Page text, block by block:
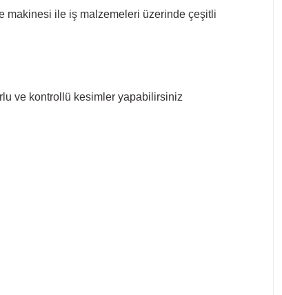
makinesi ile iş malzemeleri üzerinde çeşitli
ve kontrollü kesimler yapabilirsiniz